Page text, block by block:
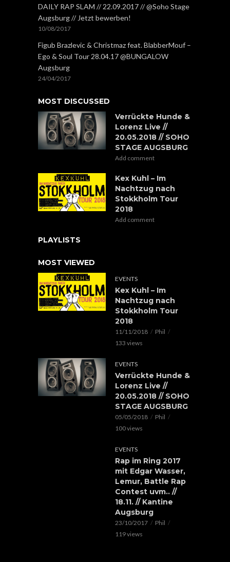
DAILY RAP SLAM // 22.09.2017 // @Soho Stage
Augsburg // Jetzt bewerben!
10/08/2017
Figub Brazlevic & Christmaz feat. BlabberMouf –
Ego & Soul Tour 28.04.17 @BUNGALOW
Augsburg
24/04/2017
MOST DISCUSSED
Verrückte Hunde &
Lorenz Live //
20.05.2018 // SOHO
STAGE AUGSBURG
Add comment
Kex Kuhl – Im
Nachtzug nach
Stokkholm Tour
2018
Add comment
PLAYLISTS
MOST VIEWED
EVENTS
Kex Kuhl – Im
Nachtzug nach
Stokkholm Tour
2018
11/11/2018
Phil
133 views
EVENTS
Verrückte Hunde &
Lorenz Live //
20.05.2018 // SOHO
STAGE AUGSBURG
05/05/2018
Phil
100 views
EVENTS
Rap im Ring 2017
mit Edgar Wasser,
Lemur, Battle Rap
Contest uvm.. //
18.11. // Kantine
Augsburg
23/10/2017
Phil
119 views